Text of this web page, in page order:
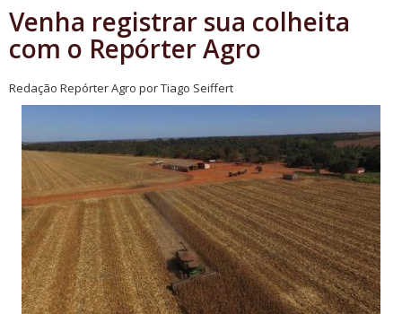
Venha registrar sua colheita
com o Repórter Agro
Redação Repórter Agro por Tiago Seiffert